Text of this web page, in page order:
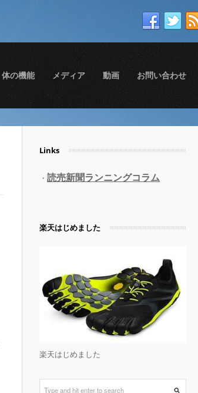
体の機能 メディア 動画 お問い合わせ
Links
・ 読売新聞ランニングコラム
楽天はじめました
楽天はじめました